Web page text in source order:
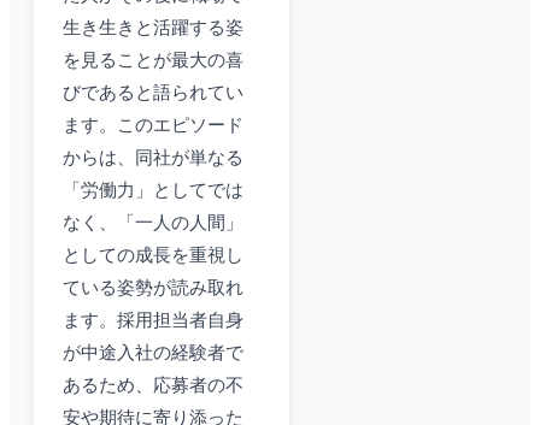
生き生きと活躍する姿
を見ることが最大の喜
びであると語られてい
ます。このエピソード
からは、同社が単なる
「労働力」としてでは
なく、「一人の人間」
としての成長を重視し
ている姿勢が読み取れ
ます。採用担当者自身
が中途入社の経験者で
あるため、応募者の不
安や期待に寄り添った